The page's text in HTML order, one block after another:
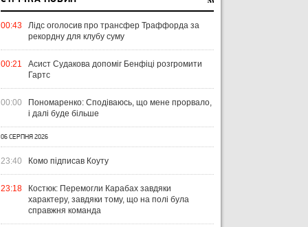
00:43
Лідс оголосив про трансфер Траффорда за
рекордну для клубу суму
00:21
Асист Судакова допоміг Бенфіці розгромити
Гартс
00:00
Пономаренко: Сподіваюсь, що мене прорвало,
і далі буде більше
06 СЕРПНЯ 2026
23:40 Комо підписав Коуту
23:18
Костюк: Перемогли Карабах завдяки
характеру, завдяки тому, що на полі була
справжня команда